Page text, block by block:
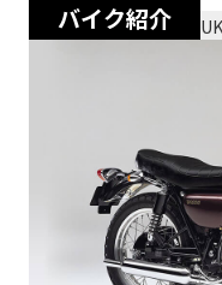
バイク紹介
2023/12/28